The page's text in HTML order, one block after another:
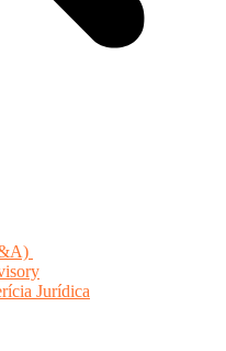
Jurídica